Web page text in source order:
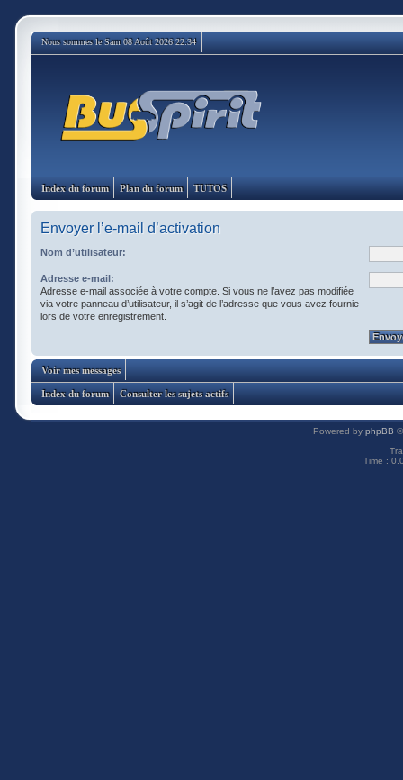
Nous sommes le Sam 08 Août 2026 22:34
Index du forum Plan du forum TUTOS
Envoyer l’e-mail d’activation
Nom d’utilisateur:
Adresse e-mail:
Adresse e-mail associée à votre compte. Si vous ne l’avez pas modifiée
via votre panneau d’utilisateur, il s’agit de l’adresse que vous avez fournie
lors de votre enregistrement.
Voir mes messages
Index du forum Consulter les sujets actifs
Powered by phpBB
Time :